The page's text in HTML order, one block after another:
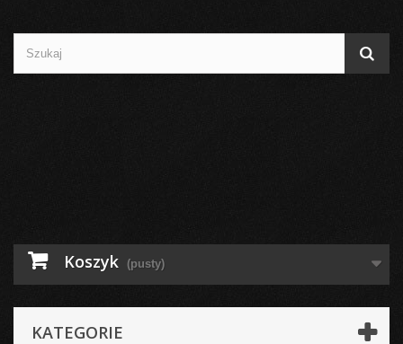
Koszyk (pusty)
KATEGORIE